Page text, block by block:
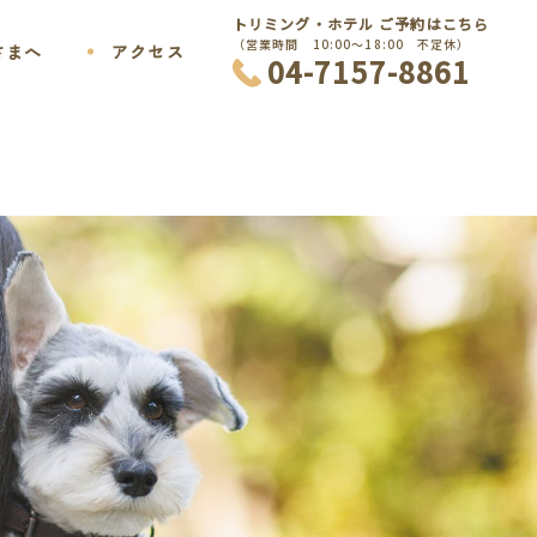
まへ アクセス
トリミング・ホテル ご予約はこちら
（営業時間 10:00〜18:00 不定休）
04-7157-8861